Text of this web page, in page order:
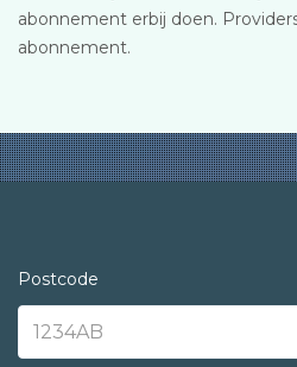
abonnement erbij doen.
abonnement.
Postcode